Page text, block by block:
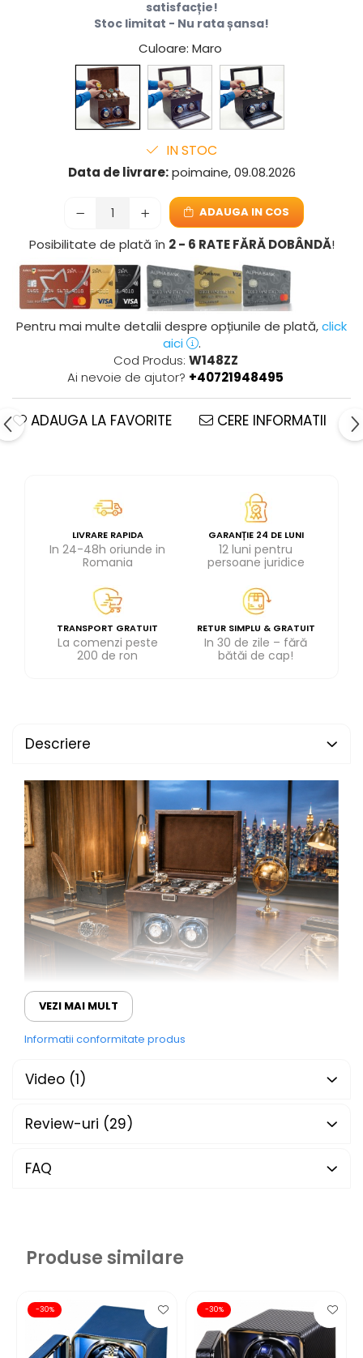
satisfacție!
Stoc limitat - Nu rata șansa!
Culoare: Maro
IN STOC
Data de livrare:poimaine, 09.08.2026
ADAUGA IN COS
Posibilitate de plată în 2 - 6 RATE FĂRĂ DOBÂNDĂ!
Pentru mai multe detalii despre opțiunile de plată,click
aici
.
Cod Produs: W148ZZ
Ai nevoie de ajutor? +40721948495
ADAUGA LA FAVORITE CERE INFORMATII
LIVRARE RAPIDA
In 24-48h oriunde in
Romania
GARANȚIE 24 DE LUNI
12 luni pentru
persoane juridice
TRANSPORT GRATUIT
La comenzi peste
200 de ron
RETUR SIMPLU & GRATUIT
In 30 de zile – fără
bătăi de cap!
Descriere
AVA-STARS · CUTIE ÎNTORS
CEASURI AUTOMATICE
Rafinament sub
Mai mult decât
o cutie. Unseif
VEZI MAI MULT
Informatii conformitate produs
Video (1)
Review-uri (29)
FAQ
Produse similare
-30% -30%